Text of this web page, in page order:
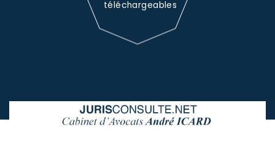
téléchargeables